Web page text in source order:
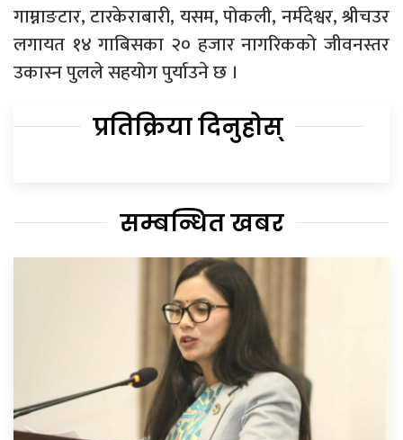
गाम्नाङटार, टारकेराबारी, यसम, पोकली, नर्मदेश्वर, श्रीचउर
लगायत १४ गाबिसका २० हजार नागरिकको जीवनस्तर
उकास्न पुलले सहयोग पुर्याउने छ ।
प्रतिक्रिया दिनुहोस्
सम्बन्धित खबर